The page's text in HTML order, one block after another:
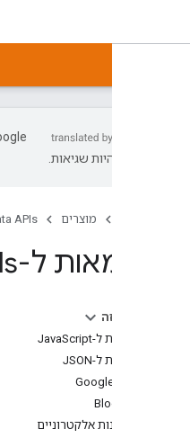
עשויות להיות שגיאות.
מוצרים APIs
דוגמאות ל-Google Data APIs
בדף הזה
דוגמאות ל-JavaScript
דוגמאות ל-JSON
Blogger
גיליונות אלקטרוניים